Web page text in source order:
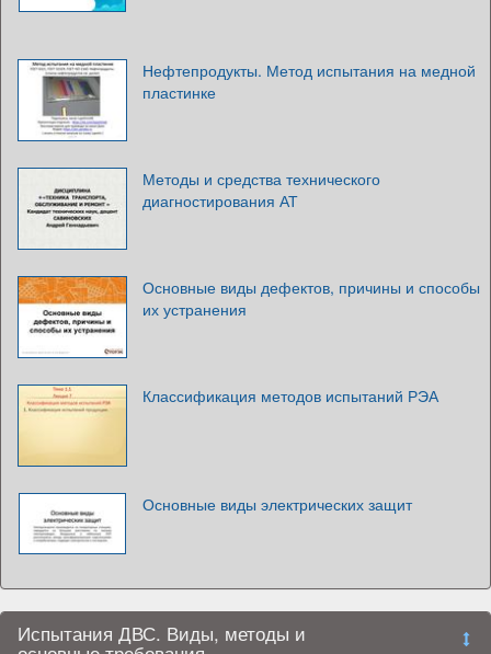
Нефтепродукты. Метод испытания на медной
пластинке
Методы и средства технического
диагностирования АТ
Основные виды дефектов, причины и способы
их устранения
Классификация методов испытаний РЭА
Основные виды электрических защит
Испытания ДВС. Виды, методы и